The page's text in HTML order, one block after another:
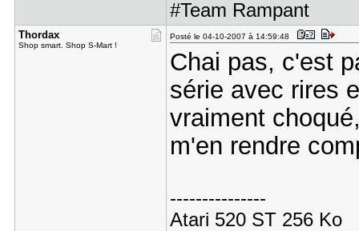
#Team Rampant
Thordax
Shop smart. Shop S-Mart !
Posté le 04-10-2007 à 14:59:48
Chai pas, c'est
série avec rires
vraiment
m'en rendre
---------------
Atari 520 ST 256 Ko